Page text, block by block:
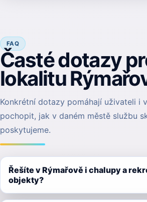
FAQ
Časté dotazy
lokalitu
Konkrétní dotazy pomáhají uživateli i
pochopit, jak v daném městě službu
poskytujeme.
Řešíte v Rýmařově i chalupy a
objekty?